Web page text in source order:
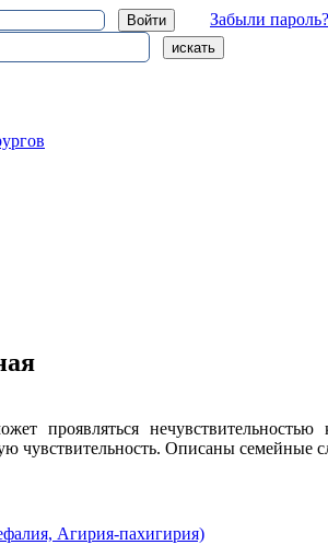
Забыли пароль?
проявляться
чувствительность. Описаны семейные
Агирия-пахигирия)